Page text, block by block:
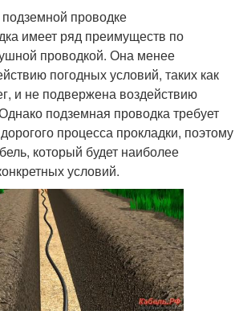
проводке
имеет ряд преимуществ по
проводкой. Она менее
погодных условий, таких как
и не подвержена воздействию
подземная проводка требует
процесса прокладки, поэтому
который будет наиболее
условий.